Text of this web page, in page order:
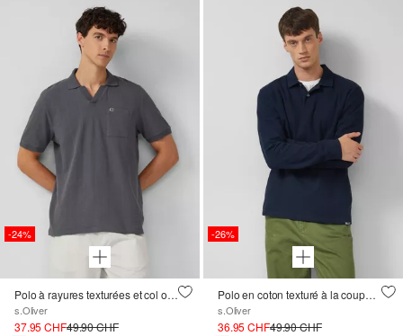
-24%
Polo à rayures texturées et col ouvert
s.Oliver
37.95 CHF49.90 CHF
-26%
Polo en coton texturé à la coupe décontractée
s.Oliver
36.95 CHF49.90 CHF